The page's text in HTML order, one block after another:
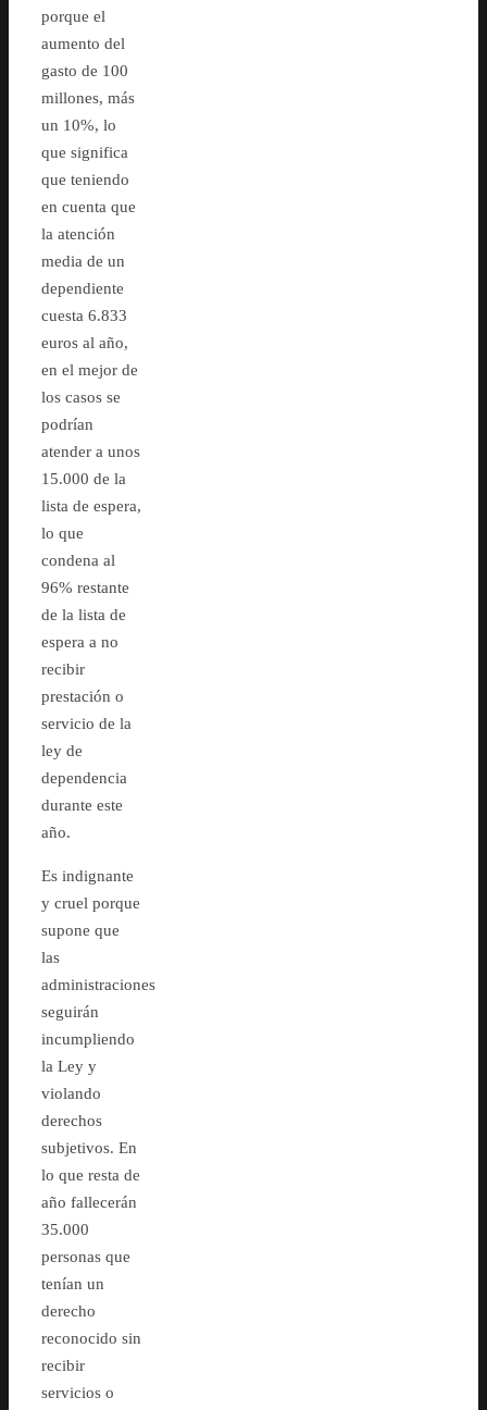
porque el
aumento del
gasto de 100
millones, más
un 10%, lo
que significa
que teniendo
en cuenta que
la atención
media de un
dependiente
cuesta 6.833
euros al año,
en el mejor de
los casos se
podrían
atender a unos
15.000 de la
lista de espera,
lo que
condena al
96% restante
de la lista de
espera a no
recibir
prestación o
servicio de la
ley de
dependencia
durante este
año.
Es indignante
y cruel porque
supone que
las
administraciones
seguirán
incumpliendo
la Ley y
violando
derechos
subjetivos. En
lo que resta de
año fallecerán
35.000
personas que
tenían un
derecho
reconocido sin
recibir
servicios o